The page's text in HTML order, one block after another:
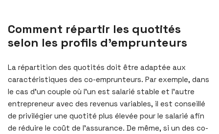
Comment répartir les quotités
selon les profils d’emprunteurs
La répartition des quotités doit être adaptée aux
caractéristiques des co-emprunteurs. Par exemple, dans
le cas d’un couple où l’un est salarié stable et l’autre
entrepreneur avec des revenus variables, il est conseillé
de privilégier une quotité plus élevée pour le salarié afin
de réduire le coût de l’assurance. De même, si un des co-